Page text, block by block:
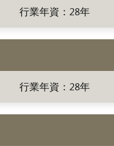
行業年資：28年
行業年資：28年